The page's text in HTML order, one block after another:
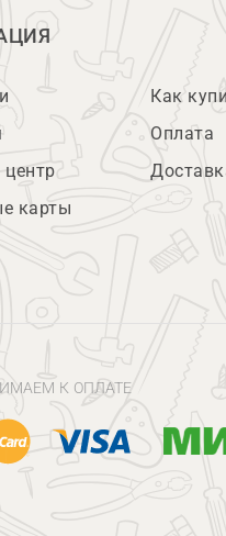
карты
Как
Оплата
К ОПЛАТЕ